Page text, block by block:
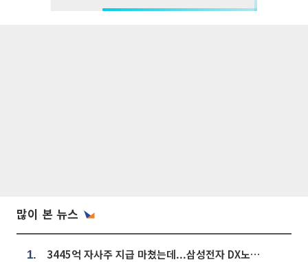
많이 본 뉴스
1. 3445억 자사주 지급 마쳤는데...삼성전자 DX노조, 뒤늦은 '떼쓰기 집회'